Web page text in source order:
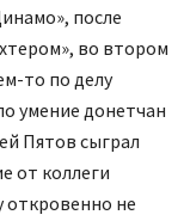
после
во втором
то по делу
умение донетчан
Пятов сыграл
от коллеги
откровенно не